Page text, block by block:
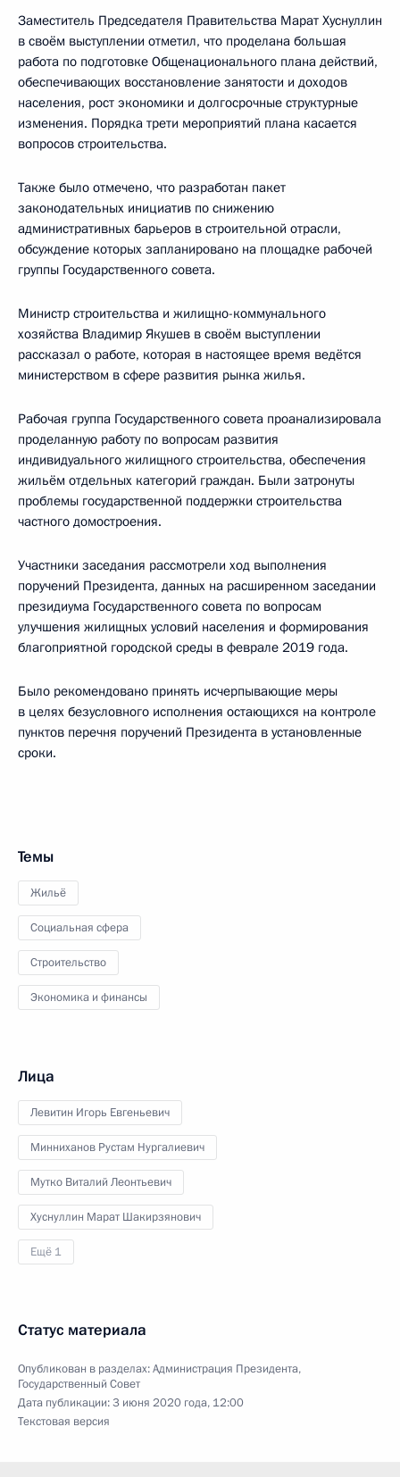
Заместитель Председателя Правительства Марат Хуснуллин
в своём выступлении отметил, что проделана большая
работа по подготовке Общенационального плана действий,
обеспечивающих восстановление занятости и доходов
населения, рост экономики и долгосрочные структурные
изменения. Порядка трети мероприятий плана касается
вопросов строительства.
Также было отмечено, что разработан пакет
законодательных инициатив по снижению
административных барьеров в строительной отрасли,
обсуждение которых запланировано на площадке рабочей
группы Государственного совета.
Министр строительства и жилищно-коммунального
хозяйства Владимир Якушев в своём выступлении
рассказал о работе, которая в настоящее время ведётся
министерством в сфере развития рынка жилья.
Рабочая группа Государственного совета проанализировала
проделанную работу по вопросам развития
индивидуального жилищного строительства, обеспечения
жильём отдельных категорий граждан. Были затронуты
проблемы государственной поддержки строительства
частного домостроения.
Участники заседания рассмотрели ход выполнения
поручений Президента, данных на расширенном заседании
президиума Государственного совета по вопросам
улучшения жилищных условий населения и формирования
благоприятной городской среды в феврале 2019 года.
Было рекомендовано принять исчерпывающие меры
в целях безусловного исполнения остающихся на контроле
пунктов перечня поручений Президента в установленные
сроки.
Темы
Жильё
Социальная сфера
Строительство
Экономика и финансы
Лица
Левитин Игорь Евгеньевич
Минниханов Рустам Нургалиевич
Мутко Виталий Леонтьевич
Хуснуллин Марат Шакирзянович
Ещё 1
Статус материала
Опубликован в разделах:Администрация Президента,
Государственный Совет
Дата публикации:3 июня 2020 года, 12:00
Текстовая версия